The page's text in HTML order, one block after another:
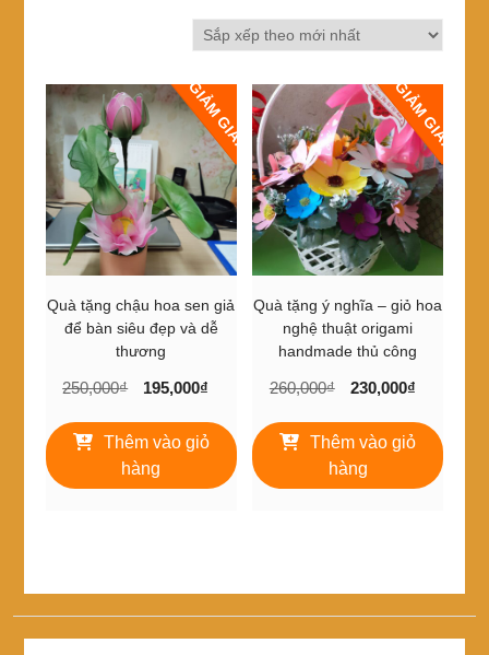
theo
mới
GIẢM GIÁ!
Quà tặng chậu hoa sen giả
để bàn siêu đẹp và dễ
thương
250,000₫
Giá
là:
250,000₫.
195,000₫
tại
195,000₫.
Thêm vào giỏ
hàng
GIẢM GIÁ!
Quà tặng ý nghĩa – giỏ hoa
nghệ thuật origami
handmade thủ công
260,000₫
Giá
là:
260,000₫.
230,000₫
tại
Thêm vào giỏ
hàng